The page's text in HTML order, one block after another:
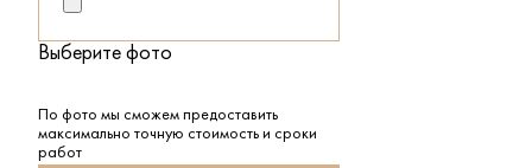
Выберите фото
По фото мы сможем предоставить
максимально точную стоимость и сроки
работ